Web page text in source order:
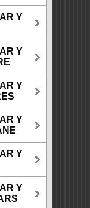
Y
Y
Y
Y
Y
Y